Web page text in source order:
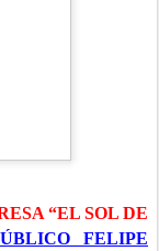
“EL SOL DE
FELIPE